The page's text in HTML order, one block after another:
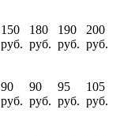
150
руб.
180
руб.
190
руб.
200
руб.
90
руб.
90
руб.
95
руб.
105
руб.